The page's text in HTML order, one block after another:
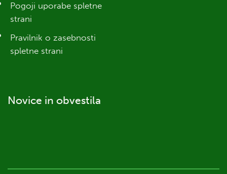
Pogoji uporabe spletne
strani
Pravilnik o zasebnosti
spletne strani
Novice in obvestila